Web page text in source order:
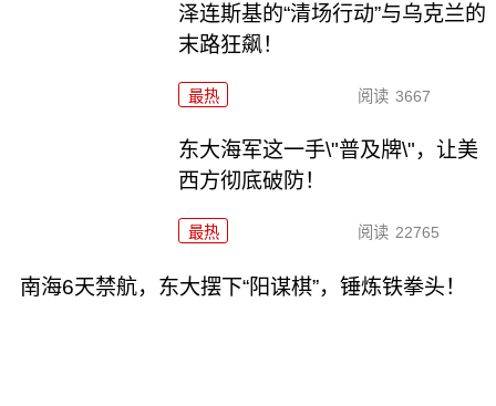
泽连斯基的“清场行动”与乌克兰的
末路狂飙！
最热 阅读 3667
东大海军这一手\"普及牌\"，让美
西方彻底破防！
最热 阅读 22765
南海6天禁航，东大摆下“阳谋棋”，锤炼铁拳头！